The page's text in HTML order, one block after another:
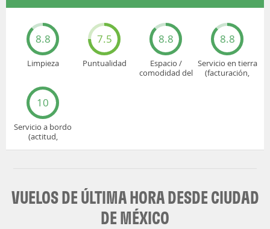
8.8
Limpieza
7.5
Puntualidad
8.8
Espacio /
comodidad del
8.8
Servicio en tierra
(facturación,
10
Servicio a bordo
(actitud,
VUELOS DE ÚLTIMA HORA DESDE CIUDAD
DE MÉXICO